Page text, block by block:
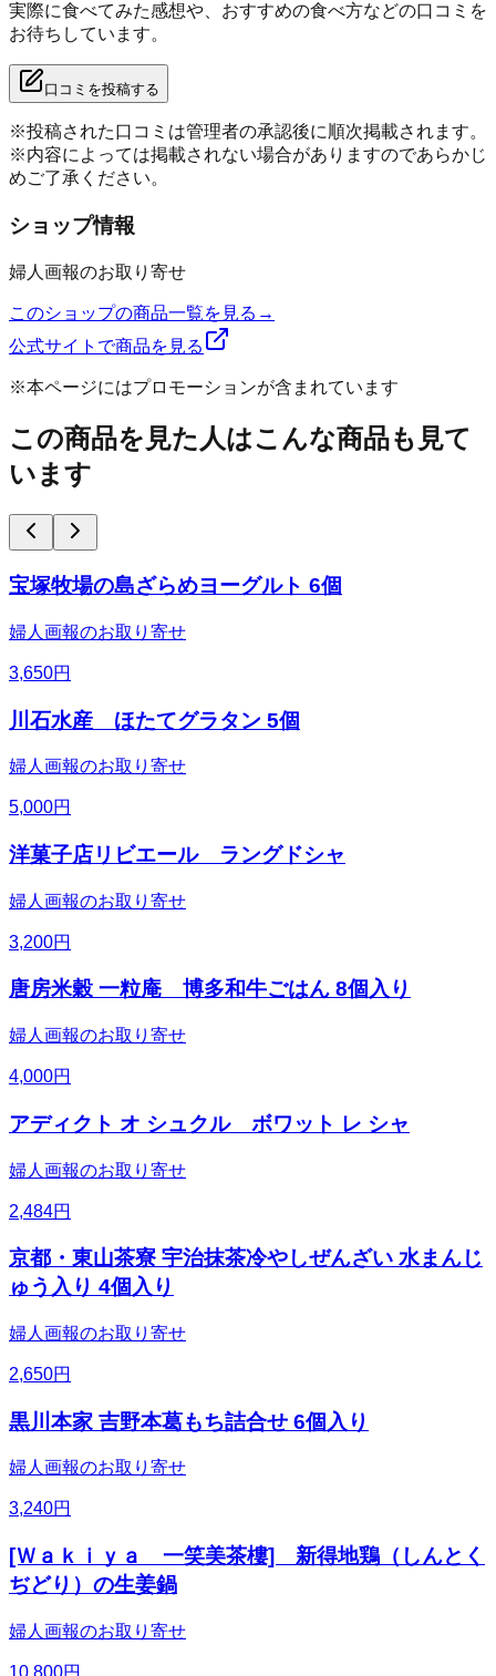
実際に食べてみた感想や、おすすめの食べ方などの口コミを
お待ちしています。
口コミを投稿する
※投稿された口コミは管理者の承認後に順次掲載されます。
※内容によっては掲載されない場合がありますのであらかじ
めご了承ください。
ショップ情報
婦人画報のお取り寄せ
このショップの商品一覧を見る →
公式サイトで商品を見る
※本ページにはプロモーションが含まれています
この商品を見た人はこんな商品も見て
います
宝塚牧場の島ざらめヨーグルト 6個
婦人画報のお取り寄せ
3,650円
川石水産 ほたてグラタン 5個
婦人画報のお取り寄せ
5,000円
洋菓子店リビエール ラングドシャ
婦人画報のお取り寄せ
3,200円
唐房米穀 一粒庵 博多和牛ごはん 8個入り
婦人画報のお取り寄せ
4,000円
アディクト オ シュクル ボワット レ シャ
婦人画報のお取り寄せ
2,484円
京都・東山茶寮 宇治抹茶冷やしぜんざい 水まんじ
ゅう入り 4個入り
婦人画報のお取り寄せ
2,650円
黒川本家 吉野本葛もち詰合せ 6個入り
婦人画報のお取り寄せ
3,240円
[Ｗａｋｉｙａ 一笑美茶樓] 新得地鶏（しんとく
ぢどり）の生姜鍋
婦人画報のお取り寄せ
10,800円